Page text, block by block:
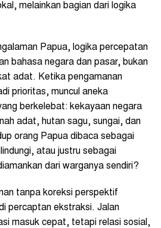
melainkan bagian dari logika
Papua, logika percepatan
bahasa negara dan pasar, bukan
adat. Ketika pengamanan
prioritas, muncul aneka
berkelebat: kekayaan negara
adat, hutan sagu, sungai, dan
orang Papua dibaca sebagai
atau justru sebagai
dari warganya sendiri?
tanpa koreksi perspektif
percaptan ekstraksi. Jalan
masuk cepat, tetapi relasi sosial,